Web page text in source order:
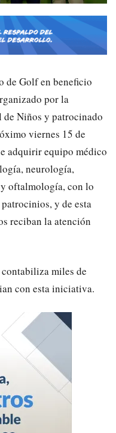
de Golf en beneficio
por la
Niños y patrocinado
viernes 15 de
adquirir equipo médico
neurología,
oftalmología, con lo
y de esta
reciban la atención
miles de
con esta iniciativa.